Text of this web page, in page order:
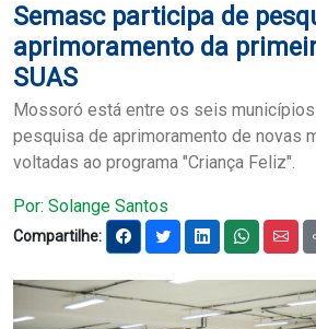
Serviços
Portal do Contribuinte
Notícias
Carta de Serviço
Semasc participa de
aprimoramento da
SUAS
Mossoró está entre os seis
pesquisa de aprimoramento de novas
voltadas ao programa "Criança Feliz".
Por: Solange Santos
Compartilhe: